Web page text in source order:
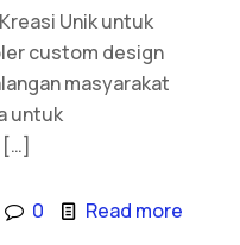
Unik untuk
custom design
masyarakat
untuk
[…]
0 Read more